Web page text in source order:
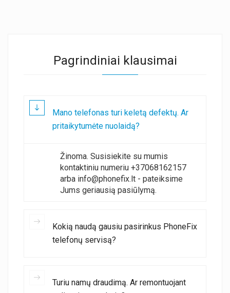
Pagrindiniai klausimai
Mano telefonas turi keletą defektų. Ar
pritaikytumėte nuolaidą?
Žinoma. Susisiekite su mumis
kontaktiniu numeriu +37068162157
arba info@phonefix.lt - pateiksime
Jums geriausią pasiūlymą.
Kokią naudą gausiu pasirinkus PhoneFix
telefonų servisą?
Turiu namų draudimą. Ar remontuojant